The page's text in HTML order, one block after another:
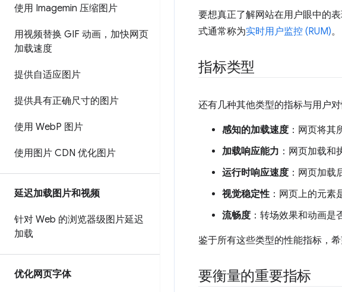
使用 Imagemin 压缩图片
用视频替换 GIF 动画，加快网页
加载速度
提供自适应图片
提供具有正确尺寸的图片
使用 WebP 图片
使用图片 CDN 优化图片
延迟加载图片和视频
针对 Web 的浏览器级图片延迟
加载
优化网页字体
要想真正了解网站在用户眼中的
式通常称为实时用户监控 (RUM)。
指标类型
还有几种其他类型的指标与用户对
感知的加载速度 ：网页将其
加载响应能力 ：网页加载
运行时响应速度 ：网页加载
视觉稳定性：网页上的元素
流畅度 ：转场效果和动画
鉴于所有这些类型的性能指标，
要衡量的重要指标